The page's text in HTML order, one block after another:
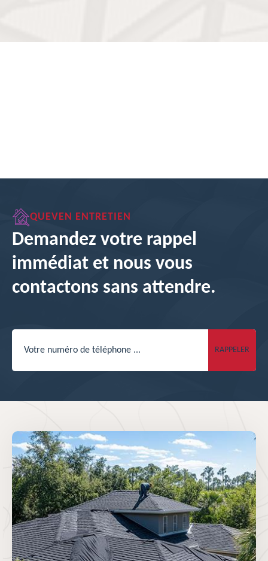
QUEVEN ENTRETIEN
Demandez votre rappel
immédiat et nous vous
contactons sans attendre.